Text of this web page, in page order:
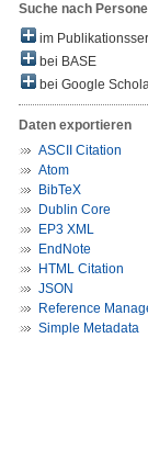
Suche nach
im
bei BASE
bei Google
Daten exportieren
ASCII Citation
Atom
BibTeX
Dublin Core
EP3 XML
EndNote
HTML Citation
JSON
Reference
Simple Metadata